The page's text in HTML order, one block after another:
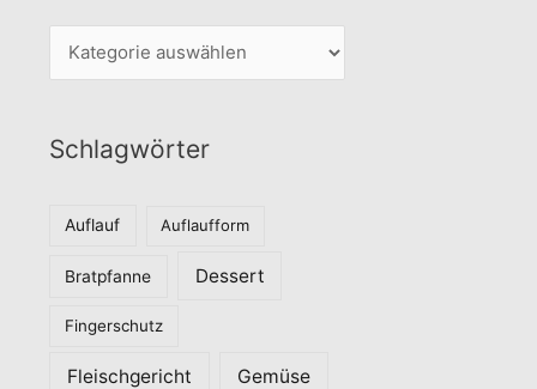
a
e
Schlagwörter
Auflauf Auflaufform
Bratpfanne Dessert
Fingerschutz
Fleischgericht Gemüse